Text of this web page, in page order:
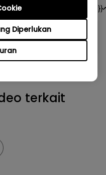
Diperlukan
terkait